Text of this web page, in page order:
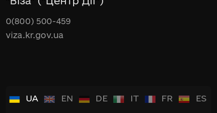
0(800) 500-459
viza.kr.gov.ua
UA EN DE IT FR ES